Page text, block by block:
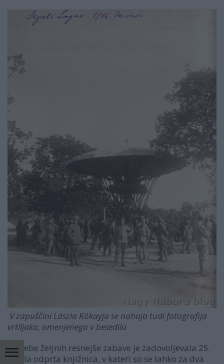
V zapuščini Lászla Kókayja se nahaja tudi fotografija
vrtiljaka, omenjenega v besedilu
Potrebe željnih resnejše zabave je zadovoljevala 25.
aprila odprta knjižnica, v kateri so se lahko za dva